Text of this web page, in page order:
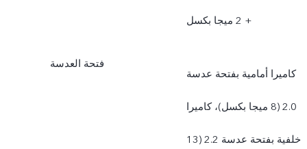
+ 2 ميجا بكسل
فتحة العدسة
كاميرا أمامية بفتحة عدسة
2.0 (8 ميجا بكسل)، كاميرا
خلفية بفتحة عدسة 2.2 (13